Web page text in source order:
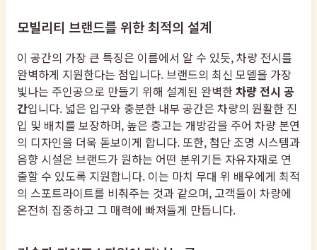
모빌리티 브랜드를 위한 최적의 설계
이 공간의 가장 큰 특징은 이름에서 알 수 있듯, 차량 전시를
완벽하게 지원한다는 점입니다. 브랜드의 최신 모델을 가장
빛나는 주인공으로 만들기 위해 설계된 완벽한차량 전시 공
간입니다. 넓은 입구와 충분한 내부 공간은 차량의 원활한 진
입 및 배치를 보장하며, 높은 층고는 개방감을 주어 차량 본연
의 디자인을 더욱 돋보이게 합니다. 또한, 첨단 조명 시스템과
음향 시설은 브랜드가 원하는 어떤 분위기든 자유자재로 연
출할 수 있도록 지원합니다. 이는 마치 무대 위 배우에게 최적
의 스포트라이트를 비춰주는 것과 같으며, 고객들이 차량에
온전히 집중하고 그 매력에 빠져들게 만듭니다.